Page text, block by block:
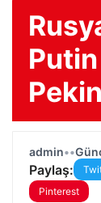
admin••
Paylaş:
Pinterest